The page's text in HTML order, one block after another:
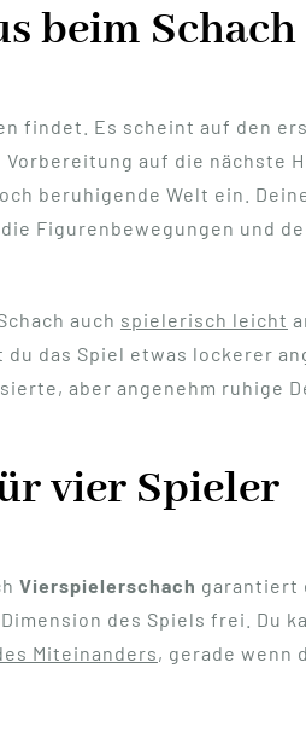
beim Schach
findet. Es scheint auf den
auf die nächste
beruhigende Welt ein.
Figurenbewegungen und
auch spielerisch leicht
das Spiel etwas lockerer
aber angenehm ruhige
vier Spieler
Vierspielerschach garantiert
des Spiels frei. Du
Miteinanders, gerade wenn